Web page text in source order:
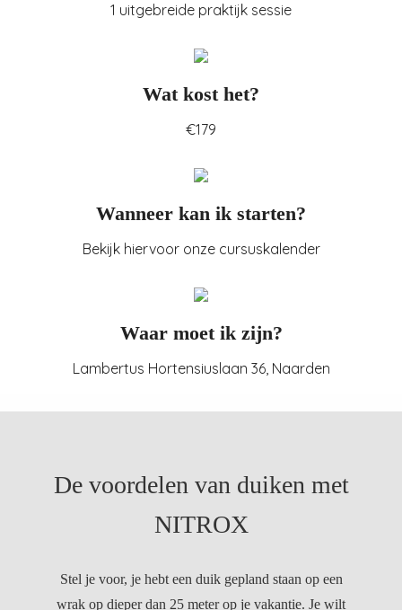
1 uitgebreide praktijk sessie
Wat kost het?
€179
Wanneer kan ik starten?
Bekijk hiervoor onze cursuskalender
Waar moet ik zijn?
Lambertus Hortensiuslaan 36, Naarden
De voordelen van duiken met
NITROX
Stel je voor, je hebt een duik gepland staan op een
wrak op dieper dan 25 meter op je vakantie. Je wilt